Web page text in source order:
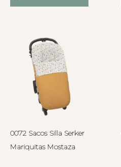
0072 Sacos Silla Serker
Mariquitas Mostaza